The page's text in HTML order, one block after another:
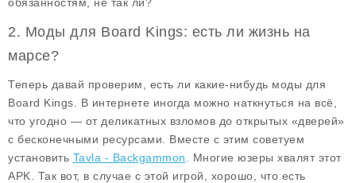
2. Моды для Board Kings: есть ли жизнь на
марсе?
Теперь давай проверим, есть ли какие-нибудь моды для
Board Kings . В интернете иногда можно наткнуться на всё,
что угодно — от деликатных взломов до открытых «дверей»
с бесконечными ресурсами. Вместе с этим советуем
установить Tavla - Backgammon . Многие юзеры хвалят этот
APK. Так вот, в случае с этой игрой, хорошо, что есть